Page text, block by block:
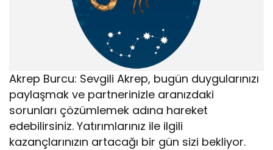
Akrep Burcu: Sevgili Akrep, bugün duygularınızı
paylaşmak ve partnerinizle aranızdaki
sorunları çözümlemek adına hareket
edebilirsiniz. Yatırımlarınız ile ilgili
kazançlarınızın artacağı bir gün sizi bekliyor.